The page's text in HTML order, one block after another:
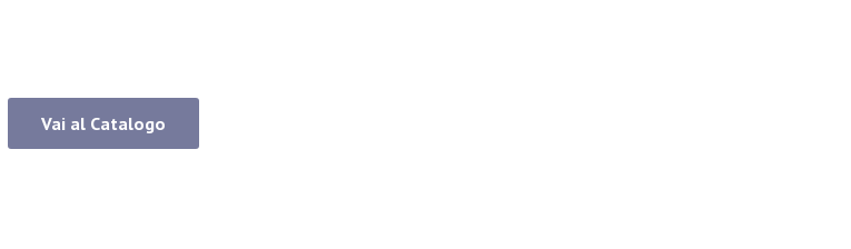
Vai al Catalogo